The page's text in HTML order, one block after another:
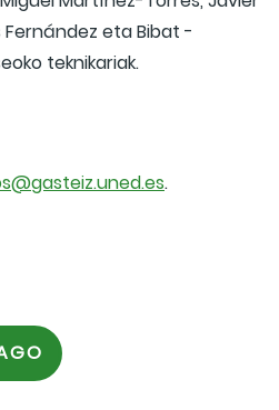
Fernández eta Bibat -
teknikariak.
.